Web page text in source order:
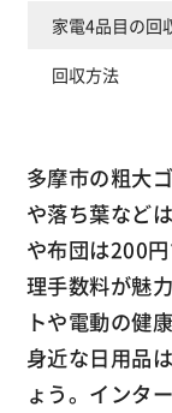
家電4品目の回
回収方法
多摩市の粗大
や落ち葉など
や布団は200
理手数料が魅
トや電動の健
身近な日用品
ょう。インタ